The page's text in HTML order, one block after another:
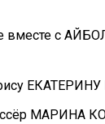
вместе с
ЕКАТЕРИНУ
МАРИНА